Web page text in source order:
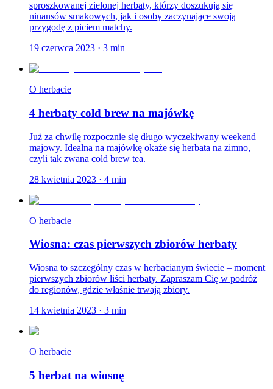
sproszkowanej zielonej herbaty, którzy doszukują się
niuansów smakowych, jak i osoby zaczynające swoją
przygodę z piciem matchy.
19 czerwca 2023 · 3 min
O herbacie
4 herbaty cold brew na majówkę
Już za chwilę rozpocznie się długo wyczekiwany weekend
majowy. Idealna na majówkę okaże się herbata na zimno,
czyli tak zwana cold brew tea.
28 kwietnia 2023 · 4 min
O herbacie
Wiosna: czas pierwszych zbiorów herbaty
Wiosna to szczególny czas w herbacianym świecie – moment
pierwszych zbiorów liści herbaty. Zapraszam Cię w podróż
do regionów, gdzie właśnie trwają zbiory.
14 kwietnia 2023 · 3 min
O herbacie
5 herbat na wiosnę